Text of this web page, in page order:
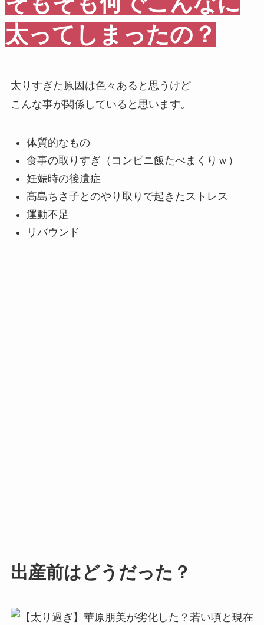
太ってしまったの？
太りすぎた原因は色々あると思うけど
こんな事が関係していると思います。
体質的なもの
食事の取りすぎ（コンビニ飯たべまくりｗ）
妊娠時の後遺症
高島ちさ子とのやり取りで起きたストレス
運動不足
リバウンド
出産前はどうだった？